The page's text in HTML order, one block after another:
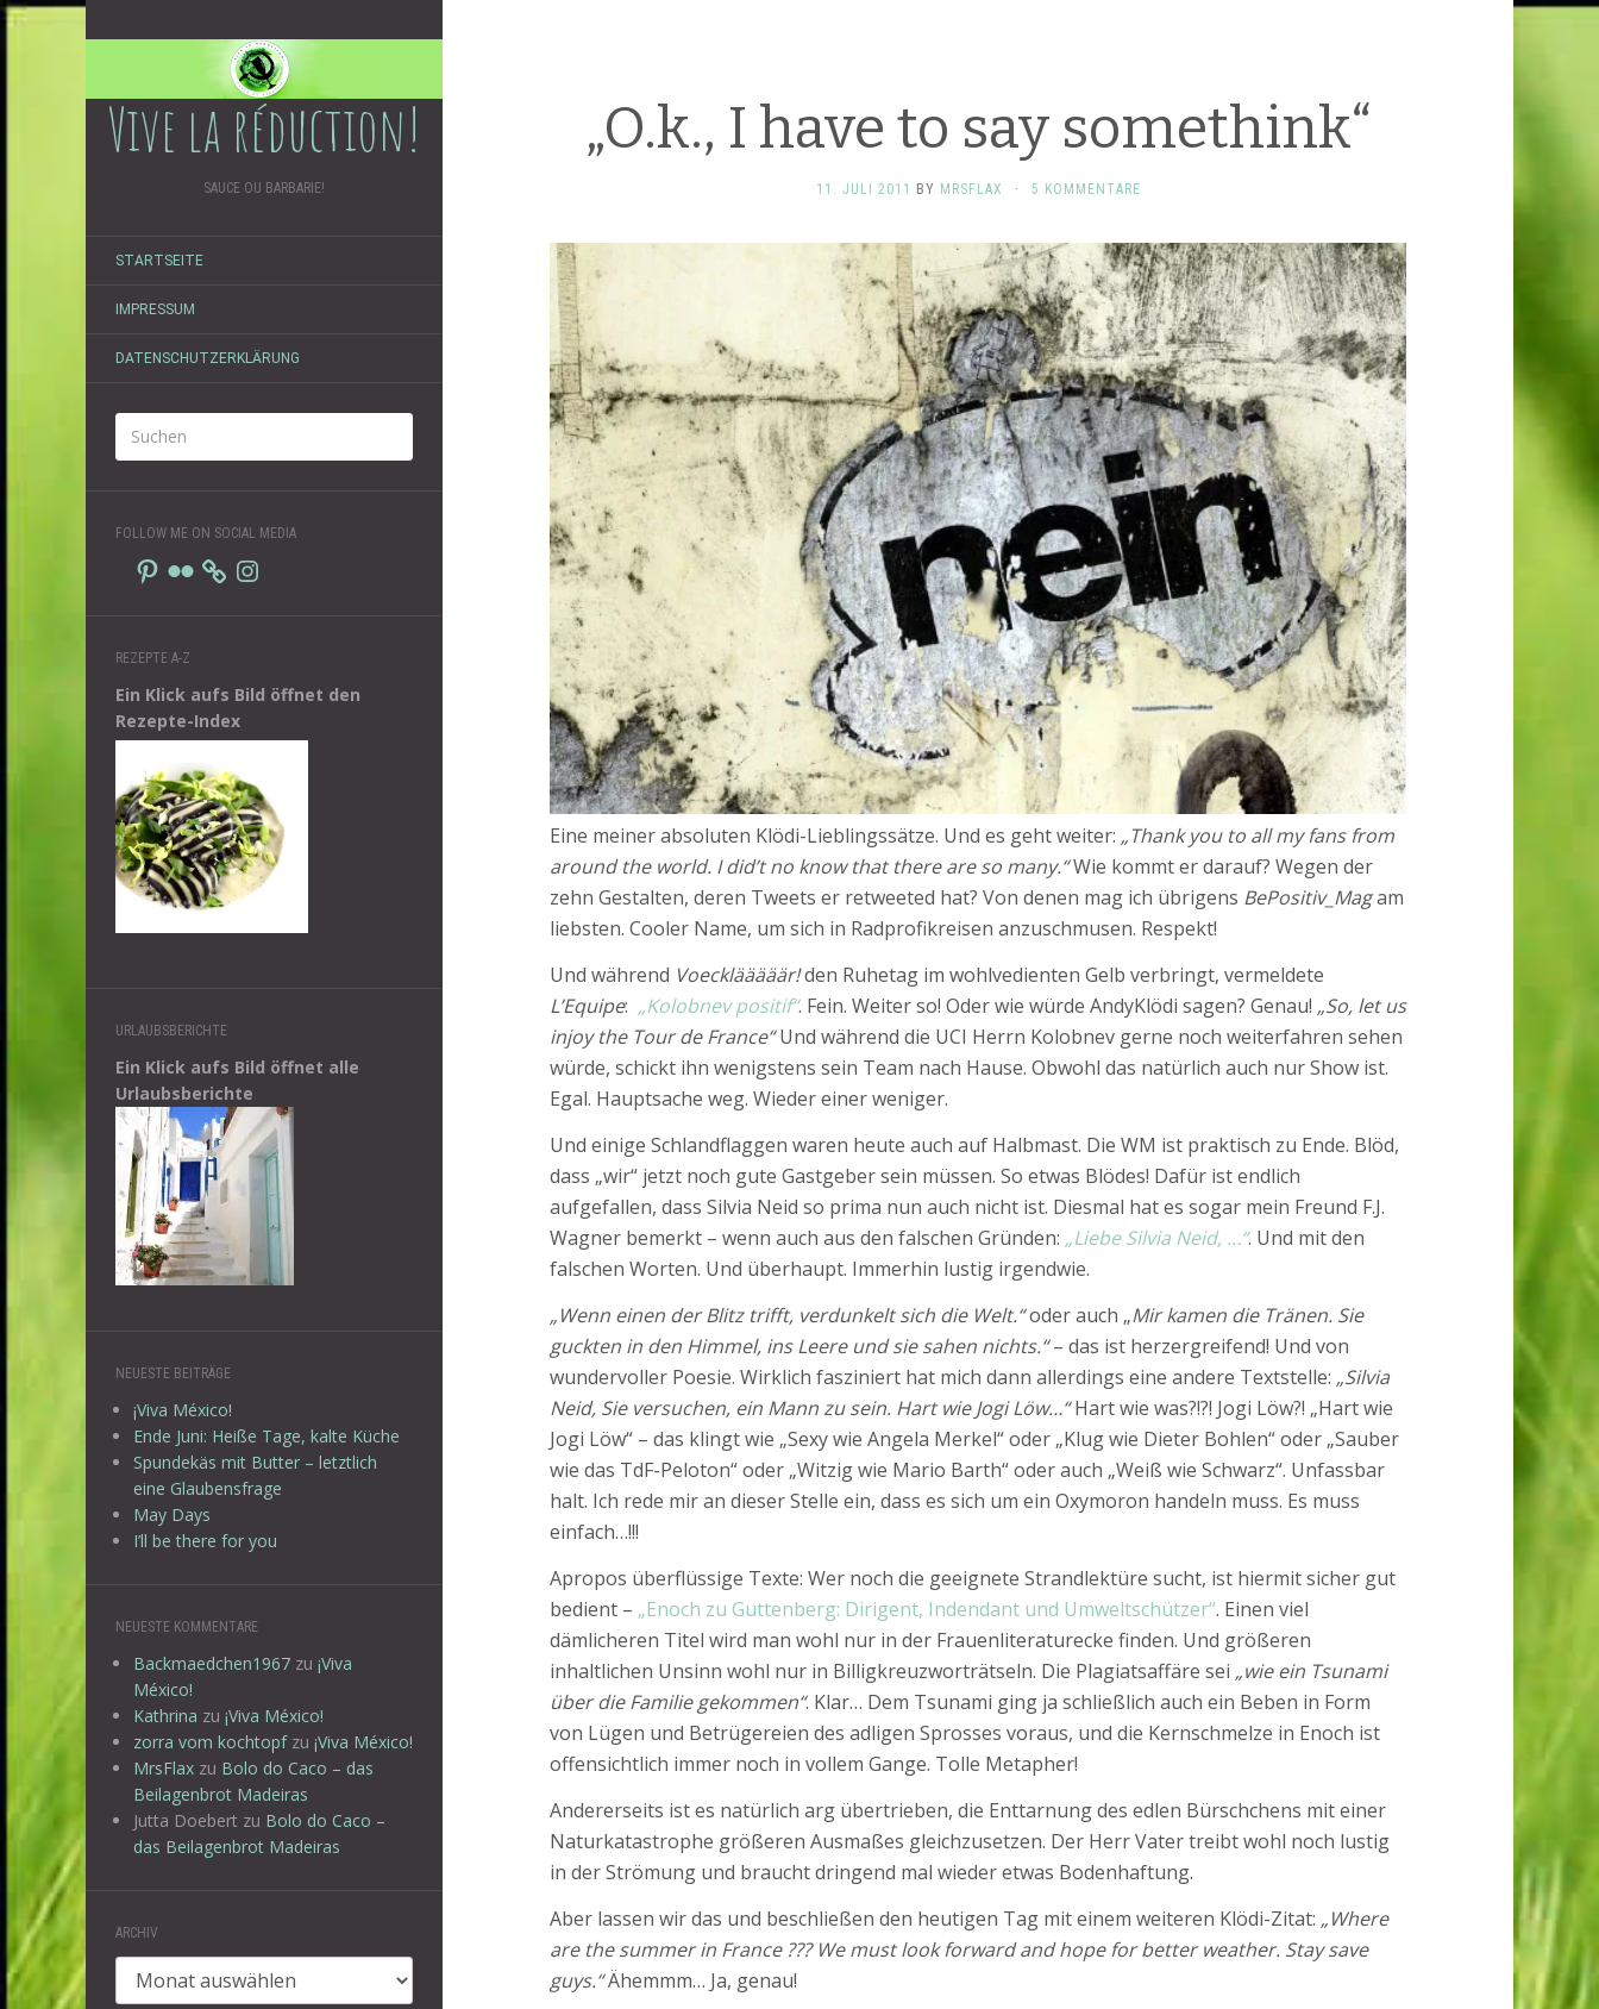
Vive la réduction!
SAUCE OU BARBARIE!
STARTSEITE
IMPRESSUM
DATENSCHUTZERKLÄRUNG
FOLLOW ME ON SOCIAL MEDIA
Pinterest
Flickr Instagram
REZEPTE A-Z
Ein Klick aufs Bild öffnet den
Rezepte-Index
URLAUBSBERICHTE
Ein Klick aufs Bild öffnet alle
Urlaubsberichte
NEUESTE BEITRÄGE
¡Viva México!
Ende Juni: Heiße Tage, kalte Küche
Spundekäs mit Butter – letztlich
eine Glaubensfrage
May Days
I’ll be there for you
NEUESTE KOMMENTARE
Backmaedchen1967 zu ¡Viva
México!
Kathrina zu ¡Viva México!
zorra vom kochtopfzu ¡Viva México!
MrsFlax zu Bolo do Caco – das
Beilagenbrot Madeiras
Jutta Doebert zu Bolo do Caco –
das Beilagenbrot Madeiras
ARCHIV
„O.k., I have to say somethink“
11. JULI 2011 BY MRSFLAX · 5 KOMMENTARE
Eine meiner absoluten Klödi-Lieblingssätze. Und es geht weiter: „Thank you to all my fans from
around the world. I did’t no know that there are so many.“Wie kommt er darauf? Wegen der
zehn Gestalten, deren Tweets er retweeted hat? Von denen mag ich übrigens BePositiv_Magam
liebsten. Cooler Name, um sich in Radprofikreisen anzuschmusen. Respekt!
Und während Voecklääääär!den Ruhetag im wohlvedienten Gelb verbringt, vermeldete
L’Equipe: „Kolobnev positif“. Fein. Weiter so! Oder wie würde AndyKlödi sagen? Genau! „So, let us
injoy the Tour de France“Und während die UCI Herrn Kolobnev gerne noch weiterfahren sehen
würde, schickt ihn wenigstens sein Team nach Hause. Obwohl das natürlich auch nur Show ist.
Egal. Hauptsache weg. Wieder einer weniger.
Und einige Schlandflaggen waren heute auch auf Halbmast. Die WM ist praktisch zu Ende. Blöd,
dass „wir“ jetzt noch gute Gastgeber sein müssen. So etwas Blödes! Dafür ist endlich
aufgefallen, dass Silvia Neid so prima nun auch nicht ist. Diesmal hat es sogar mein Freund F.J.
Wagner bemerkt – wenn auch aus den falschen Gründen: „Liebe Silvia Neid, …“. Und mit den
falschen Worten. Und überhaupt. Immerhin lustig irgendwie.
„Wenn einen der Blitz trifft, verdunkelt sich die Welt.“oder auch „Mir kamen die Tränen. Sie
guckten in den Himmel, ins Leere und sie sahen nichts.“– das ist herzergreifend! Und von
wundervoller Poesie. Wirklich fasziniert hat mich dann allerdings eine andere Textstelle: „Silvia
Neid, Sie versuchen, ein Mann zu sein. Hart wie Jogi Löw…“Hart wie was?!?! Jogi Löw?! „Hart wie
Jogi Löw“ – das klingt wie „Sexy wie Angela Merkel“ oder „Klug wie Dieter Bohlen“ oder „Sauber
wie das TdF-Peloton“ oder „Witzig wie Mario Barth“ oder auch „Weiß wie Schwarz“. Unfassbar
halt. Ich rede mir an dieser Stelle ein, dass es sich um ein Oxymoron handeln muss. Es muss
einfach…!!!
Apropos überflüssige Texte: Wer noch die geeignete Strandlektüre sucht, ist hiermit sicher gut
bedient – „Enoch zu Guttenberg: Dirigent, Indendant und Umweltschützer“. Einen viel
dämlicheren Titel wird man wohl nur in der Frauenliteraturecke finden. Und größeren
inhaltlichen Unsinn wohl nur in Billigkreuzworträtseln. Die Plagiatsaffäre sei „wie ein Tsunami
über die Familie gekommen“. Klar… Dem Tsunami ging ja schließlich auch ein Beben in Form
von Lügen und Betrügereien des adligen Sprosses voraus, und die Kernschmelze in Enoch ist
offensichtlich immer noch in vollem Gange. Tolle Metapher!
Andererseits ist es natürlich arg übertrieben, die Enttarnung des edlen Bürschchens mit einer
Naturkatastrophe größeren Ausmaßes gleichzusetzen. Der Herr Vater treibt wohl noch lustig
in der Strömung und braucht dringend mal wieder etwas Bodenhaftung.
Aber lassen wir das und beschließen den heutigen Tag mit einem weiteren Klödi-Zitat: „Where
are the summer in France ??? We must look forward and hope for better weather. Stay save
guys.“Ähemmm… Ja, genau!